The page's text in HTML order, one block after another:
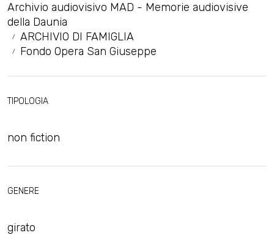
Archivio audiovisivo MAD - Memorie audiovisive
della Daunia
ARCHIVIO DI FAMIGLIA
Fondo Opera San Giuseppe
TIPOLOGIA
non fiction
GENERE
girato